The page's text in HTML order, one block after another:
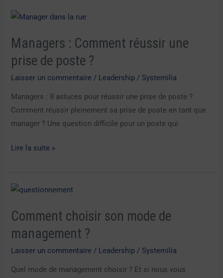
Managers : Comment réussir une
prise de poste ?
Laisser un commentaire / Leadership / Systemilia
Managers : 8 astuces pour réussir une prise de poste ?
Comment réussir pleinement sa prise de poste en tant que
manager ? Une question difficile pour un poste qui
Managers
Comment
réussir
une
de
poste
?
Lire la suite »
Comment choisir son mode de
management ?
Laisser un commentaire / Leadership / Systemilia
Quel mode de management choisir ? Et si nous vous
Comment
son
mode
?